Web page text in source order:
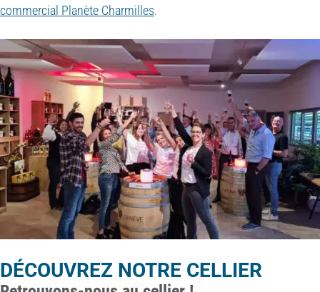
commercial Planète Charmilles.
DÉCOUVREZ NOTRE CELLIER